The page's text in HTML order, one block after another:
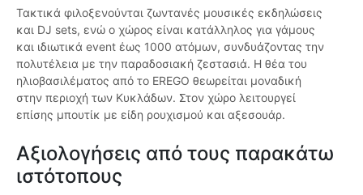
Τακτικά φιλοξενούνται ζωντανές μουσικές εκδηλώσεις
και DJ sets, ενώ ο χώρος είναι κατάλληλος για γάμους
και ιδιωτικά event έως 1000 ατόμων, συνδυάζοντας την
πολυτέλεια με την παραδοσιακή ζεστασιά. Η θέα του
ηλιοβασιλέματος από το EREGO θεωρείται μοναδική
στην περιοχή των Κυκλάδων. Στον χώρο λειτουργεί
επίσης μπουτίκ με είδη ρουχισμού και αξεσουάρ.
Αξιολογήσεις από τους παρακάτω
ιστότοπους